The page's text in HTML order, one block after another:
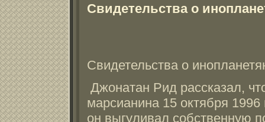
Свидетельства о
Свидетельства о
Джонатан Рид рассказал,
марсианина 15 октября
он выгуливал собственную